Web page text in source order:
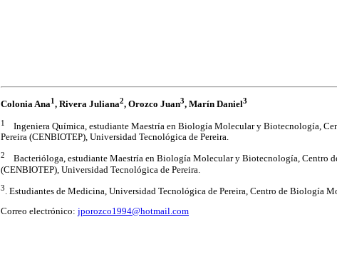
Colonia Ana1 , Rivera Juliana2, Orozco Juan3, Marín Daniel3
1
Ingeniera Química, estudiante Maestría en Biología Molecular y Biotecnología,
Pereira (CENBIOTEP), Universidad Tecnológica de Pereira.
2
Bacterióloga, estudiante Maestría en Biología Molecular y Biotecnología, Centro
(CENBIOTEP), Universidad Tecnológica de Pereira.
3. Estudiantes de Medicina, Universidad Tecnológica de Pereira, Centro de Biología
Correo electrónico: jporozco1994@hotmail.com